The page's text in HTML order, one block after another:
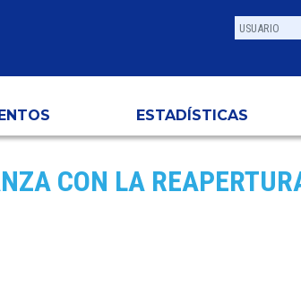
ESTADÍSTICAS
CON LA